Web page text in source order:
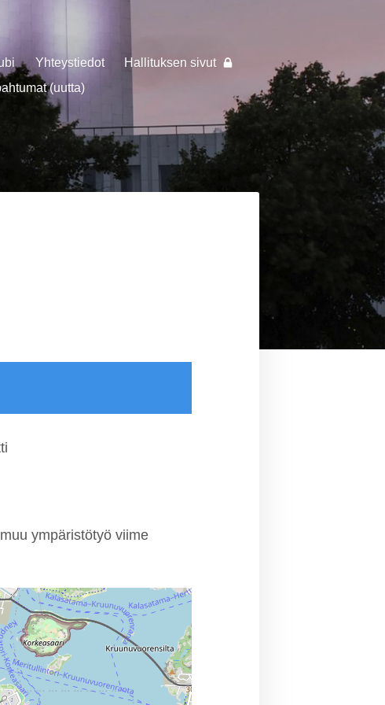
Yhteystiedot
Hallituksen sivut
(uutta)
ympäristötyö viime